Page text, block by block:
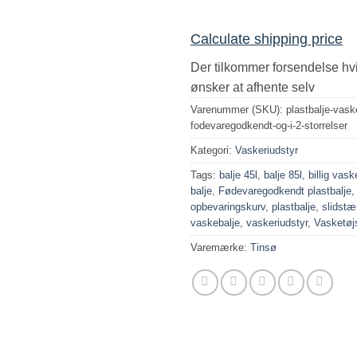
Calculate shipping price
Der tilkommer forsendelse
ønsker at afhente selv
Varenummer (SKU): plastbalje-
fodevaregodkendt-og-i-2-storrelser
Kategori: Vaskeriudstyr
Tags: balje 45l balje 85l billig
balje Fødevaregodkendt plastbalje
opbevaringskurv, plastbalje
vaskebalje vaskeriudstyr,
Varemærke: Tinsø